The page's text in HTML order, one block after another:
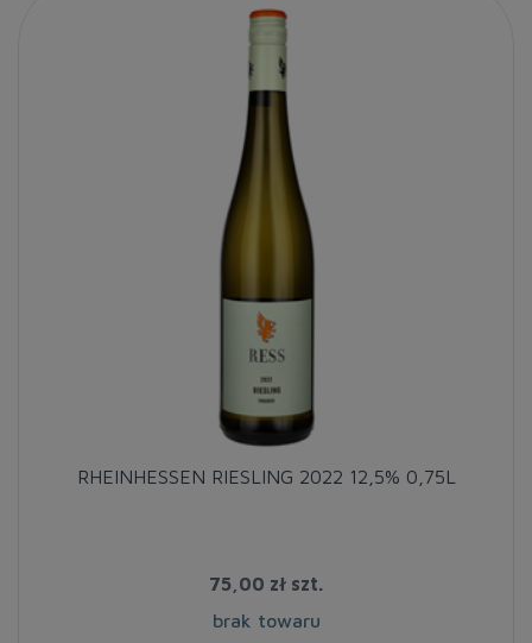
RHEINHESSEN RIESLING 2022 12,5% 0,75L
75,00 zł szt.
brak towaru